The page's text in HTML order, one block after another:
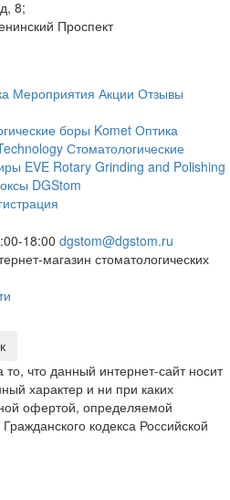
8;
Проспект
Мероприятия Акции Отзывы
боры Komet Оптика
Стоматологические
EVE Rotary Grinding and Polishing
DGStom
18:00 dgstom@dgstom.ru
магазин стоматологических
что данный интернет-сайт носит
характер и ни при каких
офертой, определяемой
кодекса Российской